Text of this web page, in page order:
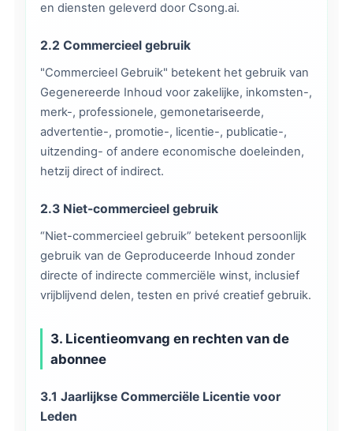
en diensten geleverd door Csong.ai.
2.2 Commercieel gebruik
"Commercieel Gebruik" betekent het gebruik van
Gegenereerde Inhoud voor zakelijke, inkomsten-,
merk-, professionele, gemonetariseerde,
advertentie-, promotie-, licentie-, publicatie-,
uitzending- of andere economische doeleinden,
hetzij direct of indirect.
2.3 Niet-commercieel gebruik
“Niet-commercieel gebruik” betekent persoonlijk
gebruik van de Geproduceerde Inhoud zonder
directe of indirecte commerciële winst, inclusief
vrijblijvend delen, testen en privé creatief gebruik.
3. Licentieomvang en rechten van de
abonnee
3.1 Jaarlijkse Commerciële Licentie voor
Leden